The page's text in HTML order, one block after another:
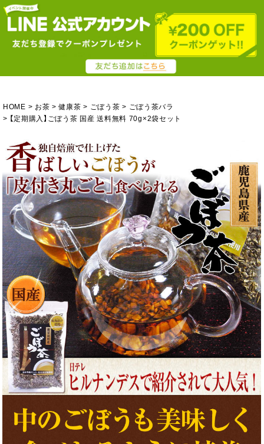
HOME お茶 健康茶 ごぼう茶
ごぼう茶バラ
【定期購入】ごぼう茶 国産 送料無料 70g×2袋セット